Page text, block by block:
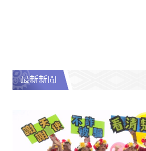
最新新聞